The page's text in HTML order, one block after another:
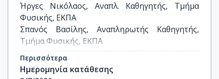
Ήργες Νικόλαος, Αναπλ. Καθηγητής, Τμήμα
Φυσικής, ΕΚΠΑ
Σπανός Βασίλης, Αναπληρωτής Καθηγητής,
Τμήμα Φυσικής, ΕΚΠΑ
Διαμάντης Γεώργιος, Αναπλ. Καθηγητής, Τμήμα
Φυσικής, ΕΚΠΑ
Διάκονος Φώτιος, Αναπλ. Καθηγητής, Τμήμα
Περισσότερα
Ημερομηνία κατάθεσης